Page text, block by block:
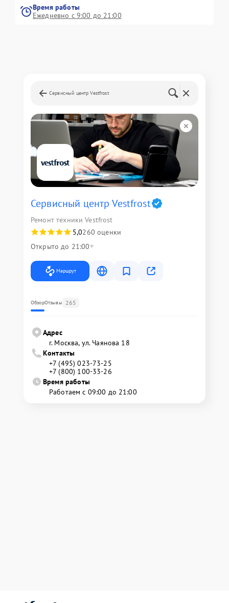
Время работы
Ежедневно с 9:00 до 21:00
Сервисный центр Vestfrost
Сервисный центр Vestfrost
Ремонт техники Vestfrost
5,0260 оценки
Открыто до 21:00
Маршрут
ОбзорОтзывы 265
Адрес
г. Москва, ул. Чаянова 18
Контакты
+7 (495) 023-73-25
+7 (800) 100-33-26
Время работы
Работаем с 09:00 до 21:00